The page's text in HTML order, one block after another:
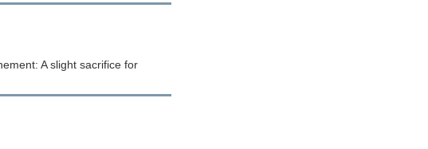
A slight sacrifice for